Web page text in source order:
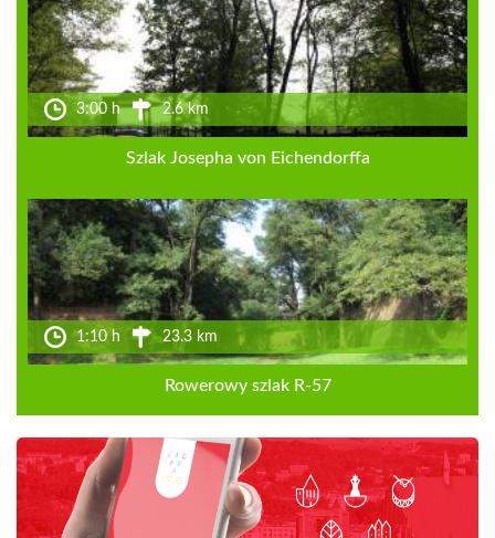
3:00 h 2.6 km
Szlak Josepha von Eichendorffa
1:10 h 23.3 km
Rowerowy szlak R-57